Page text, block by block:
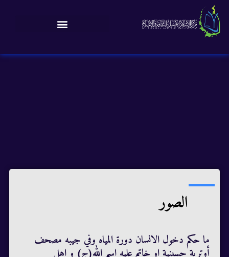
الصور
ما حكم دخول الانسان دورة المياه وفي جيبه مصحف